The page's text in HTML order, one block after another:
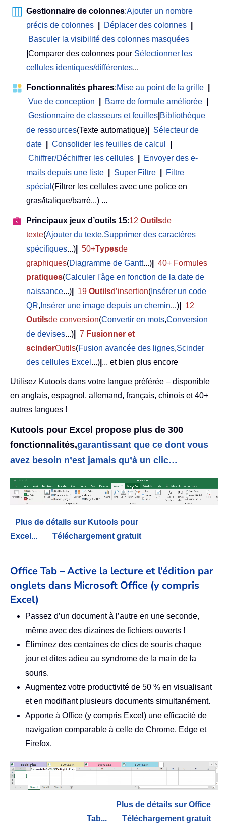
Gestionnaire de colonnes:Ajouter un nombre
précis de colonnes
Déplacer des colonnes
Basculer la visibilité des colonnes masquées
Comparer des colonnes pour Sélectionner les
cellules identiques/différentes...
Fonctionnalités phares:Mise au point de la grille
Vue de conception
Barre de formule améliorée
Gestionnaire de classeurs et feuilles Bibliothèque
de ressources(Texte automatique)
Sélecteur de
date
Consolider les feuilles de calcul
Chiffrer/Déchiffrer les cellules
Envoyer des e-
mails depuis une liste
Super Filtre
Filtre
spécial (Filtrer les cellules avec une police en
gras/italique/barré...) ...
Principaux jeux d’outils 15:12 Outilsde
texte(Ajouter du texte,Supprimer des caractères
spécifiques...) 50+Typesde
graphiques(Diagramme de Gantt...)
40+ Formules
pratiques(Calculer l'âge en fonction de la date de
naissance...) 19 Outilsd’insertion( Insérer un code
QR, Insérer une image depuis un chemin...)
12
Outilsde conversion(Convertir en mots,Conversion
de devises...) 7 Fusionner et
scinderOutils(Fusion avancée des lignes,Scinder
des cellules Excel ...) ... et bien plus encore
Utilisez Kutools dans votre langue préférée – disponible
en anglais, espagnol, allemand, français, chinois et 40+
autres langues !
Kutools pour Excel propose plus de 300
fonctionnalités,garantissant que ce dont vous
avez besoin n’est jamais qu’à un clic…
Plus de détails sur Kutools pour
Excel...
Téléchargement gratuit
Office Tab – Active la lecture et l’édition par
onglets dans Microsoft Office (y compris
Excel)
Passez d’un document à l’autre en une seconde,
même avec des dizaines de fichiers ouverts !
Éliminez des centaines de clics de souris chaque
jour et dites adieu au syndrome de la main de la
souris.
Augmentez votre productivité de 50 % en visualisant
et en modifiant plusieurs documents simultanément.
Apporte à Office (y compris Excel) une efficacité de
navigation comparable à celle de Chrome, Edge et
Firefox.
Plus de détails sur Office
Tab...
Téléchargement gratuit